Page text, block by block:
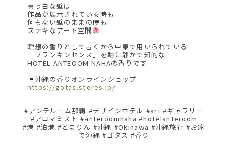
真っ白な壁は
作品が展示されている時も
何もない壁のままの時も
ステキなアート空間
瞑想の香りとして古くから中東で用いられている
「フランキンセンス」を軸に静かで知的な
HOTEL ANTEOOM NAHAの香りです
沖縄の香りオンラインショップ
https://gotas.stores.jp/
#アンテルーム那覇 #デザインホテル #art #ギャラリー
#アロマミスト #anteroomnaha #hotelanteroom
#港 #泊港 #とまりん #沖縄 #Okinawa #沖縄旅行 #お家
で沖縄 #ゴタス #香り